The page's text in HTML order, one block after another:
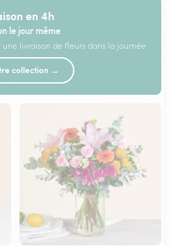
en 4h
le jour même
livraison de fleurs dans la journée
collection →